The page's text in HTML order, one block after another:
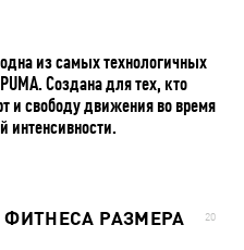
из самых технологичных
Создана для тех, кто
и свободу движения во время
интенсивности.
РАЗМЕРА
20